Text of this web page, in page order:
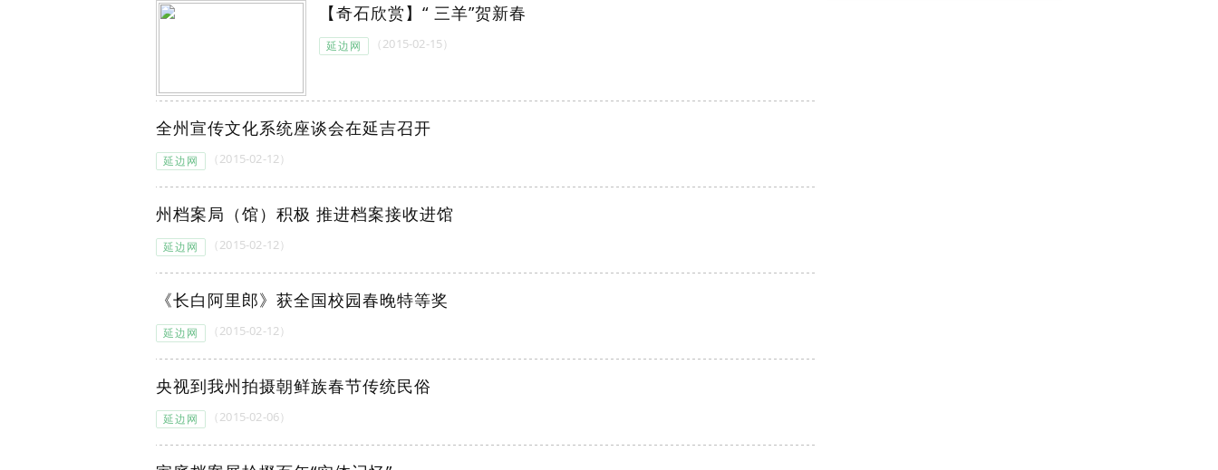
【奇石欣赏】“ 三羊”贺新春
延边网 （2015-02-15）
全州宣传文化系统座谈会在延吉召开
延边网 （2015-02-12）
州档案局（馆）积极 推进档案接收进馆
延边网 （2015-02-12）
《长白阿里郎》获全国校园春晚特等奖
延边网 （2015-02-12）
央视到我州拍摄朝鲜族春节传统民俗
延边网 （2015-02-06）